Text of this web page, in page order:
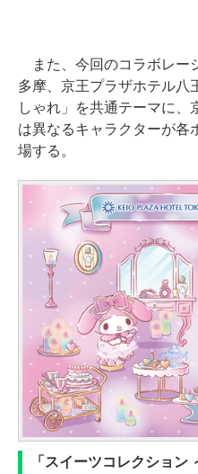
また、今回のコラボレー
多摩、京王プラザホテル八
しゃれ」を共通テーマに、
は異なるキャラクターが各
場する。
「スイーツコレクション